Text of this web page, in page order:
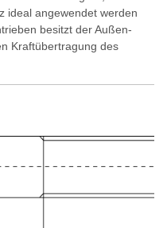
ideal angewendet werden
besitzt der Außen-
Kraftübertragung des